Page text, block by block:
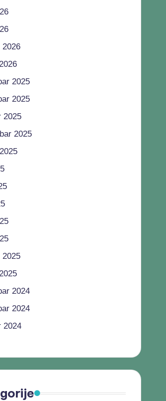
2026
2025
2025
2025
2025
2025
2024
2024
2024